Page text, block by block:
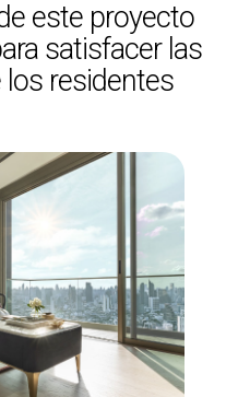
este proyecto
satisfacer las
residentes